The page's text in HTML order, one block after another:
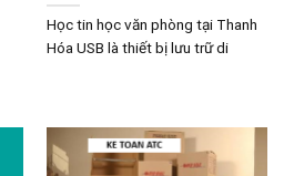
Học tin học văn phòng tại Thanh
Hóa USB là thiết bị lưu trữ di